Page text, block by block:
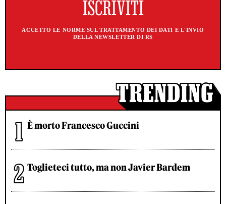
ACCETTO LE NORME SUL TRATTAMENTO DEI DATI E L'INVIO
DELLA NEWSLETTER DI RS
È morto Francesco Guccini
Toglieteci tutto, ma non Javier Bardem